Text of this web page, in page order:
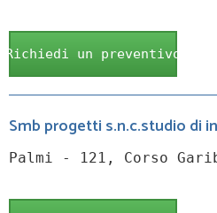
Richiedi un preventivo
Smb progetti s.n.c.studio di
Palmi - 121, Corso